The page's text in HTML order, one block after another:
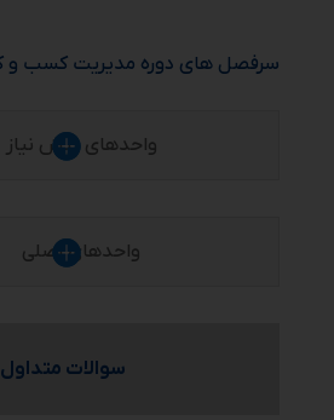
سرفصل های دوره مدیریت کسب و
واحدهای پیش نیاز
واحدهای اصلی
سوالات متداول